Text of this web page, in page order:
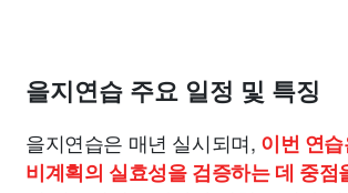
을지연습 주요 일정 및 특징
을지연습은 매년 실시되며, 이번 연
비계획의 실효성을 검증하는 데 중점